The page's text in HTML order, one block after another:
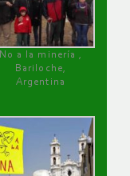
No a la minería ,
Bariloche,
Argentina